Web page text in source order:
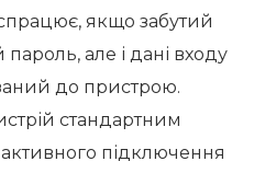
якщо забутий
але і дані входу
до пристрою.
стандартним
підключення